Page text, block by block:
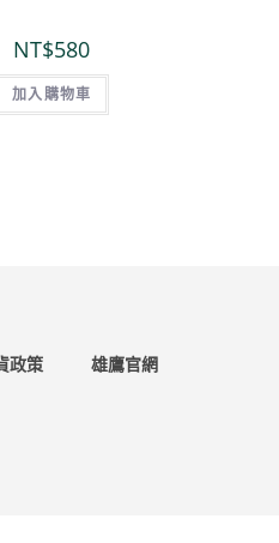
NT$580
加入購物車
政策 雄鷹官網